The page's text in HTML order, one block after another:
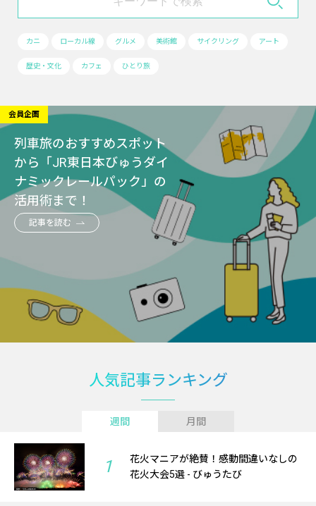
カニ ローカル線 グルメ 美術館 サイクリング アート
歴史・文化 カフェ ひとり旅
会員企画
列車旅のおすすめスポット
から「JR東日本びゅうダイ
ナミックレールパック」の
活用術まで！
記事を読む
人気記事ランキング
週間 月間
1
花火マニアが絶賛！感動間違いなしの
花火大会5選 - びゅうたび